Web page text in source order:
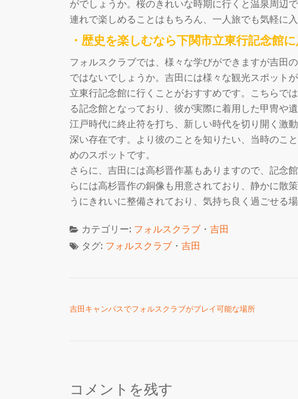
がでしょうか。桜のきれいな時期に行くと温泉周辺
連れで楽しめることはもちろん、一人旅でも気軽に入
・歴史を楽しむなら下関市立東行記念館
フォルスクラブでは、様々な学びができますが吉田
ではないでしょうか。吉田には様々な観光スポット
立東行記念館に行くことがおすすめです。こちらで
る記念館となっており、彼が実際に着用した甲冑や
江戸時代に終止符を打ち、新しい時代を切り開く激
深い存在です。より彼のことを知りたい、当時のこ
めのスポットです。
さらに、吉田には高杉晋作墓もありますので、記念
らには高杉晋作の銅像も用意されており、静かに散
うにきれいに整備されており、気持ち良く過ごせる
カテゴリー: フォルスクラブ ・ 吉田
タグ: フォルスクラブ ・ 吉田
吉田キャンパスでフォルスクラブがプレイ可能な場所
コメントを残す